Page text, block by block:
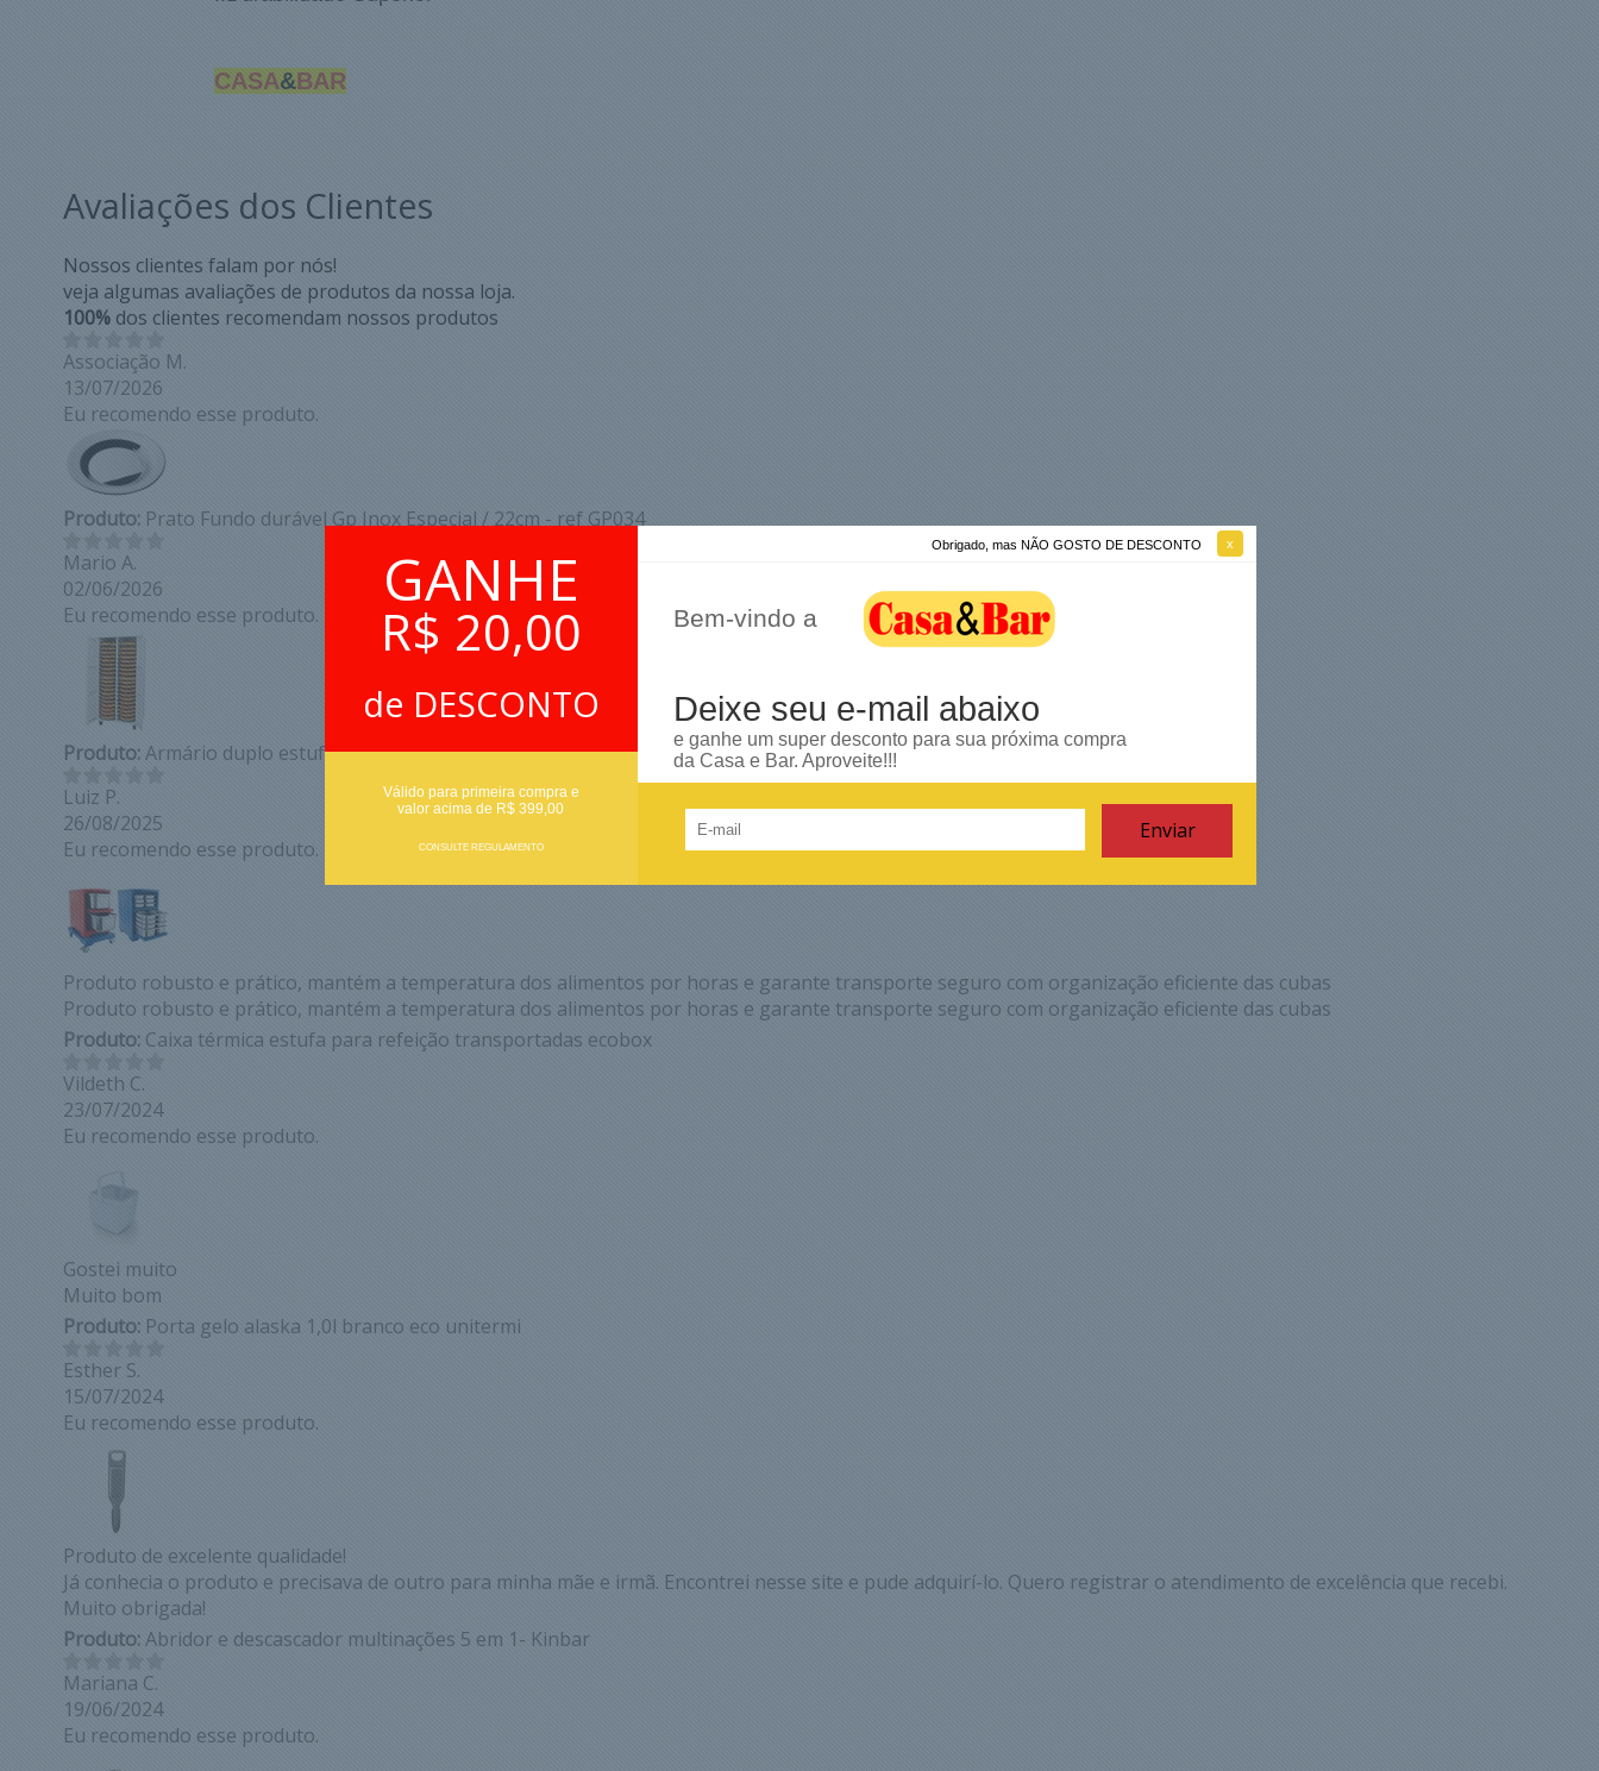
Obrigado, mas NÃO GOSTO DE DESCONTO
GANHE
R$ 20,00
de DESCONTO
Válido para primeira compra e
valor acima de R$ 399,00
CONSULTE REGULAMENTO
Bem-vindo a
Deixe seu e-mail abaixo
e ganhe um super desconto para sua próxima compra
da Casa e Bar. Aproveite!!!
CASA&BAR
Avaliações dos Clientes
Nossos clientes falam por nós!
veja algumas avaliações de produtos da nossa loja.
100%dos clientes recomendam nossos produtos
Associação M.
13/07/2026
Eu recomendo esse produto.
Produto: Prato Fundo durável Gp Inox Especial / 22cm - ref GP034
Mario A.
02/06/2026
Eu recomendo esse produto.
Produto:Armário duplo estufa de padaria / pizzaria para 40 assadeiras
Luiz P.
26/08/2025
Eu recomendo esse produto.
Produto robusto e prático, mantém a temperatura dos alimentos por horas e garante transporte seguro com organização eficiente das cubas
Produto robusto e prático, mantém a temperatura dos alimentos por horas e garante transporte seguro com organização eficiente das cubas
Produto: Caixa térmica estufa para refeição transportadas ecobox
Vildeth C.
23/07/2024
Eu recomendo esse produto.
Gostei muito
Muito bom
Produto: Porta gelo alaska 1,0l branco eco unitermi
Esther S.
15/07/2024
Eu recomendo esse produto.
Produto de excelente qualidade!
Já conhecia o produto e precisava de outro para minha mãe e irmã. Encontrei nesse site e pude adquirí-lo. Quero registrar o atendimento de excelência que recebi.
Muito obrigada!
Produto:Abridor e descascador multinações 5 em 1- Kinbar
Mariana C.
19/06/2024
Eu recomendo esse produto.